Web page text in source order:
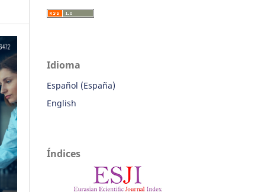
Idioma
Español (España)
English
Índices